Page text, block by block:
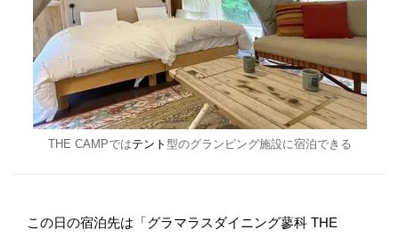
THE CAMPではテント 型のグランピング施設に宿泊できる
この日の宿泊先は「グラマラスダイニング蓼科 THE